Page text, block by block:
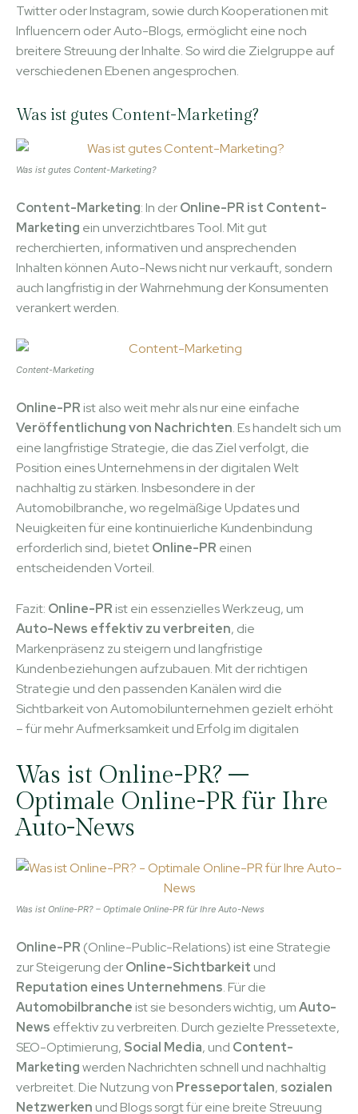
Twitter oder Instagram, sowie durch Kooperationen mit
Influencern oder Auto-Blogs, ermöglicht eine noch
breitere Streuung der Inhalte. So wird die Zielgruppe auf
verschiedenen Ebenen angesprochen.
Was ist gutes Content-Marketing?
Was ist gutes Content-Marketing?
Content-Marketing: In derOnline-PR ist Content-
Marketing ein unverzichtbares Tool. Mit gut
recherchierten, informativen und ansprechenden
Inhalten können Auto-News nicht nur verkauft, sondern
auch langfristig in der Wahrnehmung der Konsumenten
verankert werden.
Content-Marketing
Online-PR ist also weit mehr als nur eine einfache
Veröffentlichung von Nachrichten. Es handelt sich um
eine langfristige Strategie, die das Ziel verfolgt, die
Position eines Unternehmens in der digitalen Welt
nachhaltig zu stärken. Insbesondere in der
Automobilbranche, wo regelmäßige Updates und
Neuigkeiten für eine kontinuierliche Kundenbindung
erforderlich sind, bietetOnline-PR einen
entscheidenden Vorteil.
Fazit: Online-PR ist ein essenzielles Werkzeug, um
Auto-News effektiv zu verbreiten, die
Markenpräsenz zu steigern und langfristige
Kundenbeziehungen aufzubauen. Mit der richtigen
Strategie und den passenden Kanälen wird die
Sichtbarkeit von Automobilunternehmen gezielt erhöht
– für mehr Aufmerksamkeit und Erfolg im digitalen
Was ist Online-PR? –
Optimale Online-PR für Ihre
Auto-News
Was ist Online-PR? – Optimale Online-PR für Ihre Auto-News
Online-PR (Online-Public-Relations) ist eine Strategie
zur Steigerung derOnline-Sichtbarkeit und
Reputation eines Unternehmens. Für die
Automobilbranche ist sie besonders wichtig, umAuto-
News effektiv zu verbreiten. Durch gezielte Pressetexte,
SEO-Optimierung, Social Media, und Content-
Marketingwerden Nachrichten schnell und nachhaltig
verbreitet. Die Nutzung von Presseportalen, sozialen
Netzwerken und Blogs sorgt für eine breite Streuung